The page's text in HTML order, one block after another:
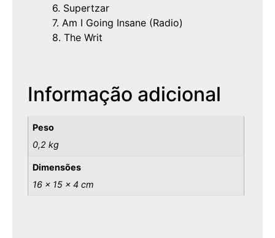
6. Supertzar
7. Am I Going Insane (Radio)
8. The Writ
Informação adicional
Peso
0,2 kg
Dimensões
16 × 15 × 4 cm